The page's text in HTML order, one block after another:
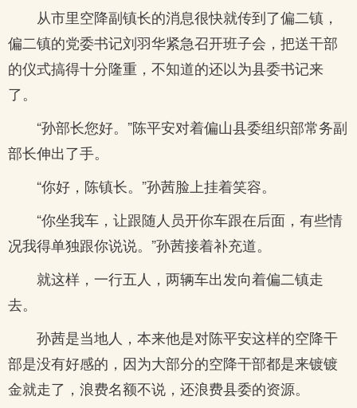
从市里空降副镇长的消息很快就传到了偏二镇，
偏二镇的党委书记刘羽华紧急召开班子会，把送干部
的仪式搞得十分隆重，不知道的还以为县委书记来
了。
“孙部长您好。”陈平安对着偏山县委组织部常务副
部长伸出了手。
“你好，陈镇长。”孙茜脸上挂着笑容。
“你坐我车，让跟随人员开你车跟在后面，有些情
况我得单独跟你说说。”孙茜接着补充道。
就这样，一行五人，两辆车出发向着偏二镇走
去。
孙茜是当地人，本来他是对陈平安这样的空降干
部是没有好感的，因为大部分的空降干部都是来镀镀
金就走了，浪费名额不说，还浪费县委的资源。